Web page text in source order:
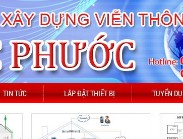
TIN TỨC LẮP ĐẶT THIẾT BỊ TUYỂN